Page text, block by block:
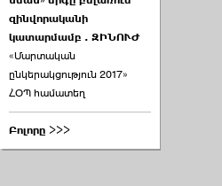
զինվորականի
կատարմամբ . ԶԻՆՈՒԺ
«Մարտական
ընկերակցություն 2017»
ՀՕՊ համատեղ
Բոլորը >>>